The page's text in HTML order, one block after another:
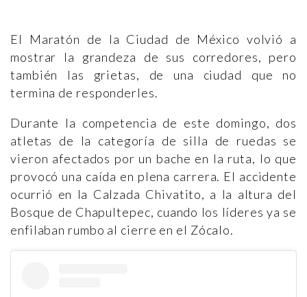
El Maratón de la Ciudad de México volvió a
mostrar la grandeza de sus corredores, pero
también las grietas, de una ciudad que no
termina de responderles.
Durante la competencia de este domingo, dos
atletas de la categoría de silla de ruedas se
vieron afectados por un bache en la ruta, lo que
provocó una caída en plena carrera. El accidente
ocurrió en la Calzada Chivatito, a la altura del
Bosque de Chapultepec, cuando los líderes ya se
enfilaban rumbo al cierre en el Zócalo.